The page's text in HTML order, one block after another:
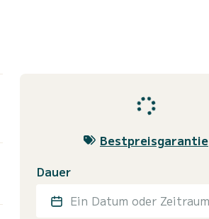
Bestpreisgarantie
Dauer